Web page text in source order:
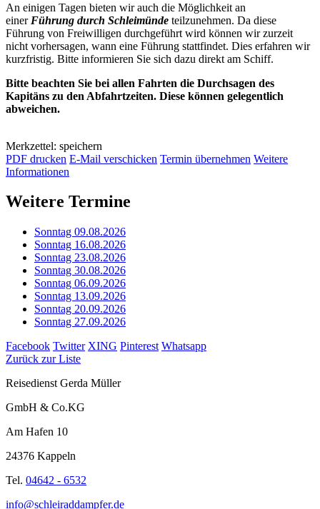
An einigen Tagen bieten wir auch die Möglichkeit an
einer Führung durch Schleimünde teilzunehmen. Da diese
Führung von Freiwilligen durchgeführt wird können wir zurzeit
nicht vorhersagen, wann eine Führung stattfindet. Dies erfahren wir
kurzfristig. Bitte informieren Sie sich dazu direkt am Schiff.
Bitte beachten Sie bei allen Fahrten die Durchsagen des
Kapitäns zu den Abfahrtzeiten. Diese können gelegentlich
abweichen.
Merkzettel: speichern
PDF drucken E-Mail verschicken Termin übernehmen Weitere
Informationen
Weitere Termine
Sonntag 09.08.2026
Sonntag 16.08.2026
Sonntag 23.08.2026
Sonntag 30.08.2026
Sonntag 06.09.2026
Sonntag 13.09.2026
Sonntag 20.09.2026
Sonntag 27.09.2026
Facebook Twitter XING Pinterest Whatsapp
Zurück zur Liste
Reisedienst Gerda Müller
GmbH & Co.KG
Am Hafen 10
24376 Kappeln
Tel. 04642 - 6532
info@schleiraddampfer.de